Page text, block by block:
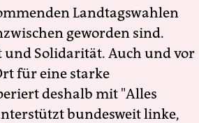
Landtagswahlen
geworden sind.
und Solidarität. Auch und vor
für eine starke
deshalb mit "Alles
bundesweit linke,